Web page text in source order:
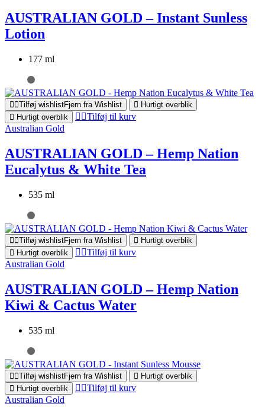
AUSTRALIAN GOLD – Instant Sunless
Lotion
177 ml
Tilføj wishlistFjern fra Wishlist
Hurtigt overblik
Hurtigt overblik
Tilføj til kurv
Australian Gold
AUSTRALIAN GOLD – Hemp Nation
Eucalytus & White Tea
535 ml
Tilføj wishlistFjern fra Wishlist
Hurtigt overblik
Hurtigt overblik
Tilføj til kurv
Australian Gold
AUSTRALIAN GOLD – Hemp Nation
Kiwi & Cactus Water
535 ml
Tilføj wishlistFjern fra Wishlist
Hurtigt overblik
Hurtigt overblik
Tilføj til kurv
Australian Gold